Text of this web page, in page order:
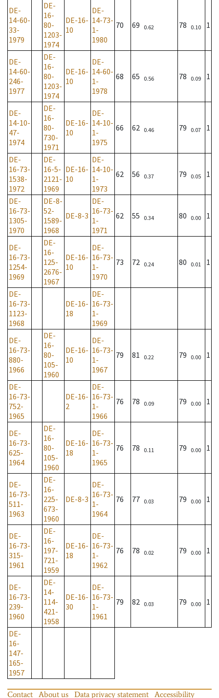
DE-
14-60-
33-
1979
DE-
16-
80-
1203-
1974
DE-16-
10
DE-
14-73-
1-
1980
70 69 0.62 78 0.10 1
DE-
14-60-
246-
1977
DE-
16-
80-
1203-
1974
DE-16-
10
DE-
14-60-
1-
1978
68 65 0.56 78 0.09 1
DE-
14-10-
47-
1974
DE-
16-
80-
730-
1971
DE-16-
10
DE-
14-10-
1-
1975
66 62 0.46 79 0.07 1
DE-
16-73-
1538-
1972
DE-
16-5-
2121-
1969
DE-16-
10
DE-
14-10-
1-
1973
62 56 0.37 79 0.05 1
DE-
16-73-
1305-
1970
DE-8-
52-
1589-
1968
DE-8-3
DE-
16-73-
1-
1971
62 55 0.34 80 0.00 1
DE-
16-73-
1254-
1969
DE-
16-
125-
2676-
1967
DE-16-
10
DE-
16-73-
1-
1970
73 72 0.24 80 0.01 1
DE-
16-73-
1123-
1968
DE-16-
18
DE-
16-73-
1-
1969
DE-
16-73-
880-
1966
DE-
16-
80-
105-
1960
DE-16-
10
DE-
16-73-
1-
1967
79 81 0.22 79 0.00 1
DE-
16-73-
752-
1965
DE-16-
2
DE-
16-73-
1-
1966
76 78 0.09 79 0.00 1
DE-
16-73-
625-
1964
DE-
16-
80-
105-
1960
DE-16-
18
DE-
16-73-
1-
1965
76 78 0.11 79 0.00 1
DE-
16-73-
511-
1963
DE-
16-
225-
673-
1960
DE-8-3
DE-
16-73-
1-
1964
76 77 0.03 79 0.00 1
DE-
16-73-
315-
1961
DE-
16-
197-
721-
1959
DE-16-
18
DE-
16-73-
1-
1962
76 78 0.02 79 0.00 1
DE-
16-73-
239-
1960
DE-
14-
114-
421-
1958
DE-16-
30
DE-
16-73-
1-
1961
79 82 0.03 79 0.00 1
DE-
16-
147-
165-
1957
Contact About us Data privacy statement Accessibility